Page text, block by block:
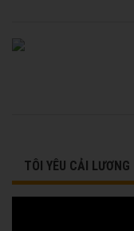
TÔI YÊU CẢI LƯƠNG